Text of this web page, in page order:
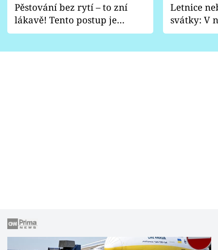
Pěstování bez rytí – to zní
lákavě! Tento postup je
vhodný jen pro některé
Letnice
svátky: V
pondělí